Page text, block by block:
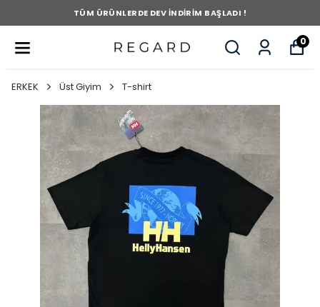
TÜM ÜRÜNLERDE DEV İNDİRİM BAŞLADI !
0
ERKEK Üst Giyim T-shirt